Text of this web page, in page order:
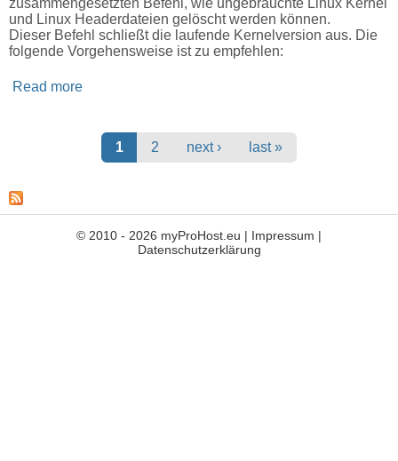
und Linux Headerdateien gelöscht werden können.
Dieser Befehl schließt die laufende Kernelversion aus. Die
folgende Vorgehensweise ist zu empfehlen:
Read more
1 2 next › last »
© 2010 - 2026 myProHost.eu | Impressum |
Datenschutzerklärung